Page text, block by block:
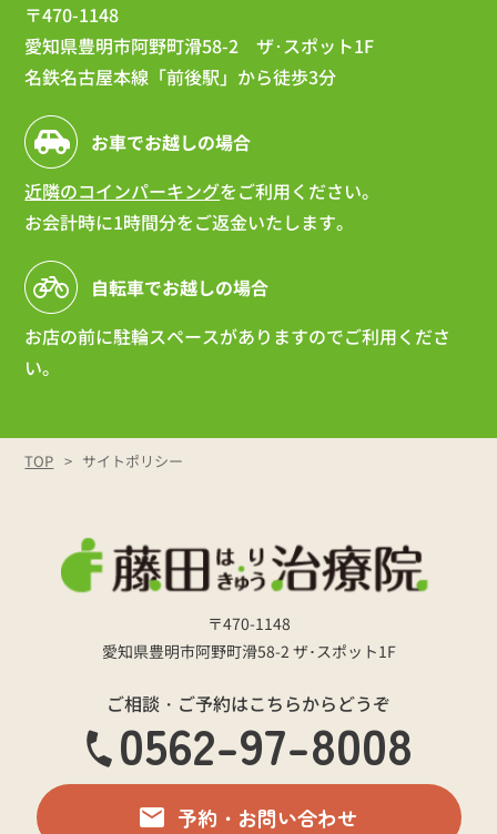
〒470-1148
愛知県豊明市阿野町滑58-2 ザ･スポット1F
名鉄名古屋本線「前後駅」から徒歩3分
お車でお越しの場合
近隣のコインパーキングをご利用ください。
お会計時に1時間分をご返金いたします。
自転車でお越しの場合
お店の前に駐輪スペースがありますのでご利用くださ
い。
TOP サイトポリシー
〒470-1148
愛知県豊明市阿野町滑58-2 ザ･スポット1F
ご相談・ご予約はこちらからどうぞ
0562-97-8008
予約・お問い合わせ